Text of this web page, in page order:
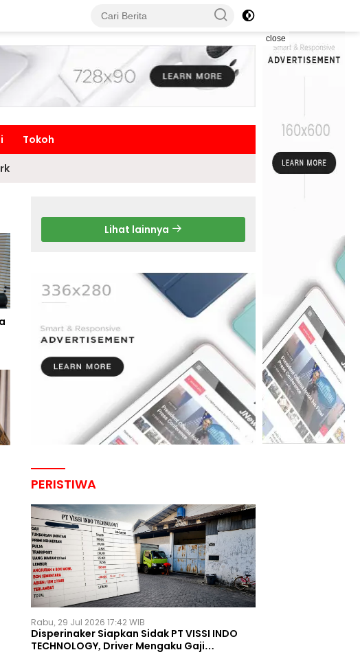
close
Tokoh
Lihat lainnya
PERISTIWA
Rabu, 29 Jul 2026 17:42 WIB
Disperinaker Siapkan Sidak PT VISSI INDO
TECHNOLOGY, Driver Mengaku Gaji